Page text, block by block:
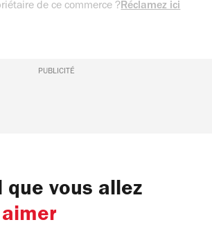
de ce commerce ?Réclamez ici
PUBLICITÉ
que vous allez
aimer